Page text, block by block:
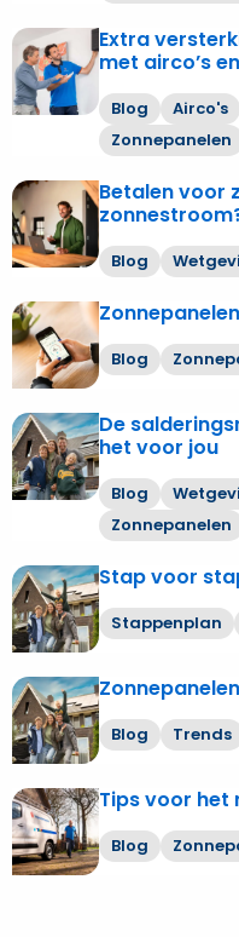
eigen
energieverbruik
een
warmtepomp
kopen
met
Warmtefonds
Extra
met airco’s
Blog Airco's
Zonnepanelen
Lees
meer
over
versterking
nodig?
Alles
uit
de
kast
met
airco’s
en
zonnepanelen!
Betalen voor
Blog
Lees
meer
over
voor
zelf
opgewekte
zonnestroom?
Dacht
het
niet!
Blog
Lees
meer
over
heeft
het
nog
De
het voor jou
Blog
Zonnepanelen
Lees
meer
over
salderingsregeling
blijft:
Dit
betekent
het
voor
jou
Stap voor
Stappenplan
Lees
meer
over
voor
stap:
zonnepanelen
op
het
dak
Blog Trends
Lees
meer
over
veiligheid
staat
voorop
Tips voor het
Blog
Lees
meer
over